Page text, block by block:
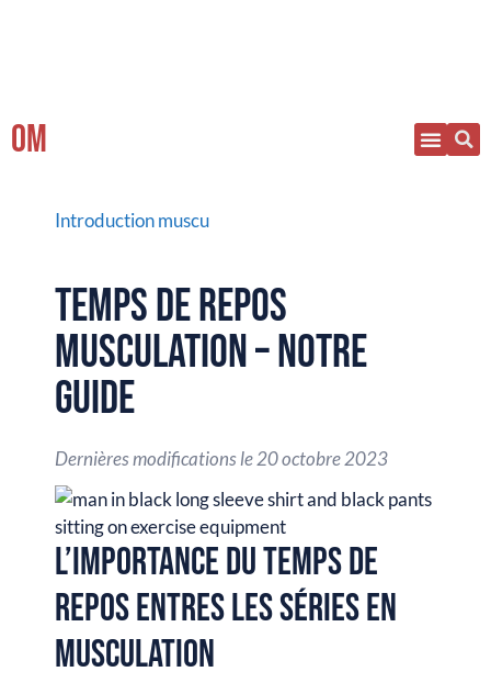
OM
Introduction muscu
TEMPS DE REPOS
MUSCULATION – NOTRE
GUIDE
Dernières modifications le20 octobre 2023
L’importance du temps de
repos entres les séries en
musculation